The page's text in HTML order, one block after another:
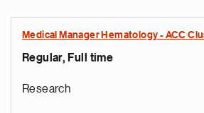
Medical Manager Hematology - ACC
Regular, Full time
Research